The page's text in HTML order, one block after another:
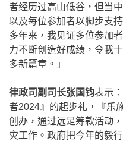
者经历过高山低谷，但当
以及每位参加者以脚步支
多年来，我见证多位参加
力不断创造好成绩，令我
多新篇章。」
律政司副司长张国钧表示
者2024』的起步礼，『乐
创办，通过远足筹款活动
灾工作。政府把今年的毅